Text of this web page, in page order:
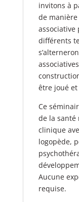
invitons à
de
associative
différents
être joué
Ce
de la santé
clinique
logopède,
Aucune
requise.